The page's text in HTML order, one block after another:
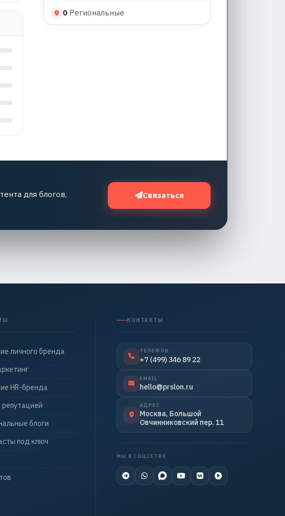
0 Региональные
для блогов,
Связаться
личного бренда
HR-бренда
блоги
под ключ
КОНТАКТЫ
ТЕЛЕФОН
+7 (499) 346 89 22
EMAIL
hello@prslon.ru
АДРЕС
Москва, Большой
Овчинниковский пер. 11
МЫ В СОЦСЕТЯХ